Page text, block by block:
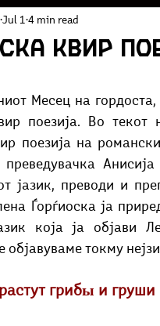
β-фактопедија
квир
Jul 1 4 min read
Месец на
поезија. Во текот
поезија на
преведувачка
јазик, преводи и
Ѓорѓиоска ја
која ја објави
токму
грибы и груши